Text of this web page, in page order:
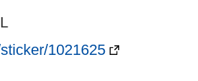
1021625